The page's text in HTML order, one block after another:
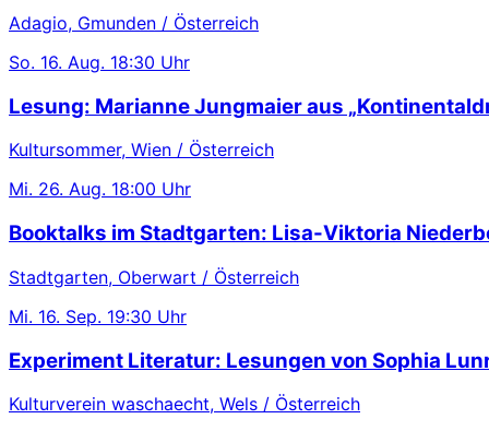
Adagio, Gmunden / Österreich
So. 16. Aug. 18:30 Uhr
Lesung: Marianne Jungmaier aus
Kultursommer, Wien / Österreich
Mi. 26. Aug. 18:00 Uhr
Booktalks im Stadtgarten: Lisa-Viktoria
Stadtgarten, Oberwart / Österreich
Mi. 16. Sep. 19:30 Uhr
Experiment Literatur: Lesungen von Sophia
Kulturverein waschaecht, Wels / Österreich